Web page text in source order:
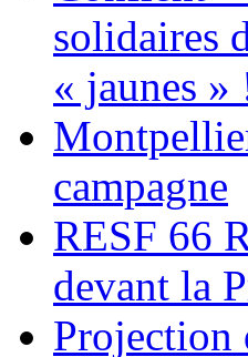
solidaires
« jaunes »
campagne
RESF 66
devant la